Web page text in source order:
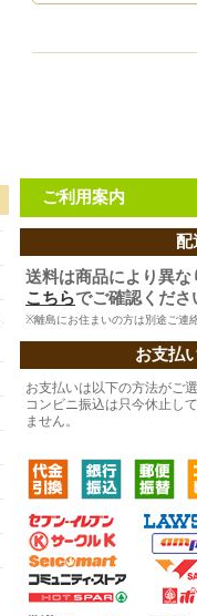
ご利用案内
配
送料は商品により異な
こちらでご確認くださ
※離島にお住まいの方は別途ご連
お支払
お支払いは以下の方法がご
コンビニ振込は只今休止し
ません。